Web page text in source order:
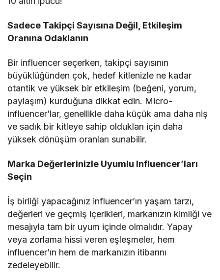
Sadece Takipçi Sayısına Değil, Etkileşim
Oranına Odaklanın
Bir influencer seçerken, takipçi sayısının
büyüklüğünden çok, hedef kitlenizle ne kadar
otantik ve yüksek bir etkileşim (beğeni, yorum,
paylaşım) kurduğuna dikkat edin. Micro-
influencer’lar, genellikle daha küçük ama daha niş
ve sadık bir kitleye sahip oldukları için daha
yüksek dönüşüm oranları sunabilir.
Marka Değerlerinizle Uyumlu Influencer’ları
Seçin
İş birliği yapacağınız influencer’ın yaşam tarzı,
değerleri ve geçmiş içerikleri, markanızın kimliği ve
mesajıyla tam bir uyum içinde olmalıdır. Yapay
veya zorlama hissi veren eşleşmeler, hem
influencer’ın hem de markanızın itibarını
zedeleyebilir.